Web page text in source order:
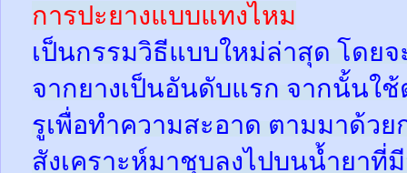
การปะยางแบบแทงไหม
เป็นกรรมวิธีแบบใหม่ล่าสุด โดย
จากยางเป็นอันดับแรก จากนั้นใ
รูเพื่อทำความสะอาด ตามมาด้วย
สังเคราะห์มาชุบลงไปบนน้ำยาที่